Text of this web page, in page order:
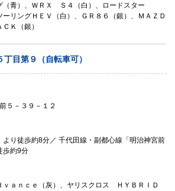
（青）、ＷＲＸ Ｓ４（白）、ロードスター
ーリングＨＥＶ（白）、ＧＲ８６（銀）、ＭＡＺＤ
Ｋ（銀）
丁目第９（自転車可）
５－３９－１２
より徒歩約8分／ 千代田線・副都心線「明治神宮前
歩約9分
ａｎｃｅ（灰）、ヤリスクロス ＨＹＢＲＩＤ